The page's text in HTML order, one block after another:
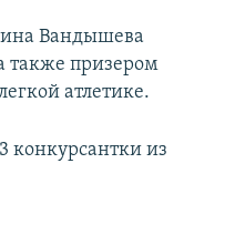
Вандышева
также призером
атлетике.
конкурсантки из